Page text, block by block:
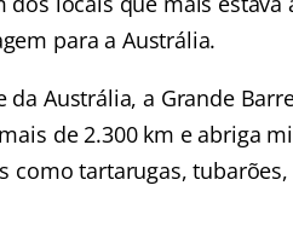
para a Austrália.
da Austrália, a Grande
de 2.300 km e abriga
como tartarugas,